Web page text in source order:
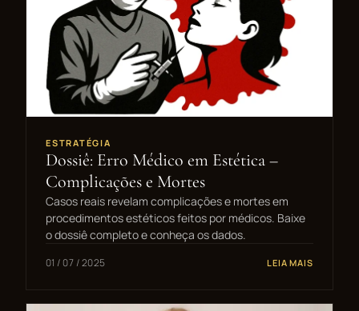
ESTRATÉGIA
Dossiê: Erro Médico em Estética –
Complicações e Mortes
Casos reais revelam complicações e mortes em
procedimentos estéticos feitos por médicos. Baixe
o dossiê completo e conheça os dados.
01 / 07 / 2025 LEIA MAIS